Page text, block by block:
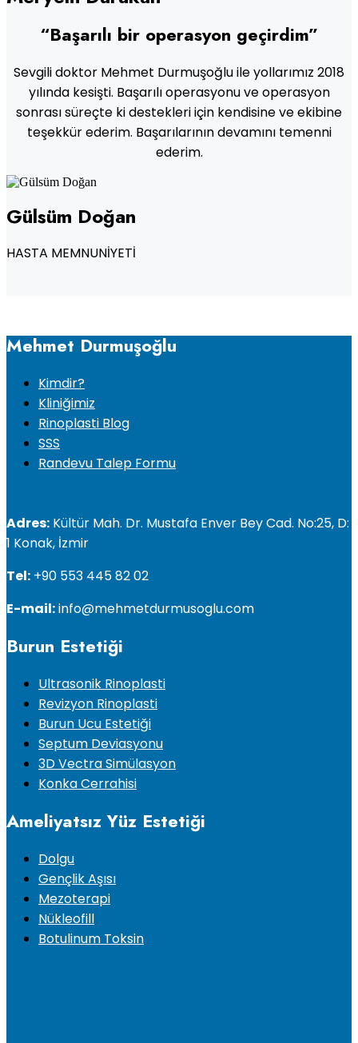
“Başarılı bir operasyon geçirdim”
Sevgili doktor Mehmet Durmuşoğlu ile yollarımız 2018
yılında kesişti. Başarılı operasyonu ve operasyon
sonrası süreçte ki destekleri için kendisine ve ekibine
teşekkür ederim. Başarılarının devamını temenni
ederim.
Gülsüm Doğan
HASTA MEMNUNİYETİ
Mehmet Durmuşoğlu
Kimdir?
Kliniğimiz
Rinoplasti Blog
SSS
Randevu Talep Formu
Adres: Kültür Mah. Dr. Mustafa Enver Bey Cad. No:25, D:
1 Konak, İzmir
Tel: +90 553 445 82 02
E-mail:info@mehmetdurmusoglu.com
Burun Estetiği
Ultrasonik Rinoplasti
Revizyon Rinoplasti
Burun Ucu Estetiği
Septum Deviasyonu
3D Vectra Simülasyon
Konka Cerrahisi
Ameliyatsız Yüz Estetiği
Dolgu
Gençlik Aşısı
Mezoterapi
Nükleofill
Botulinum Toksin